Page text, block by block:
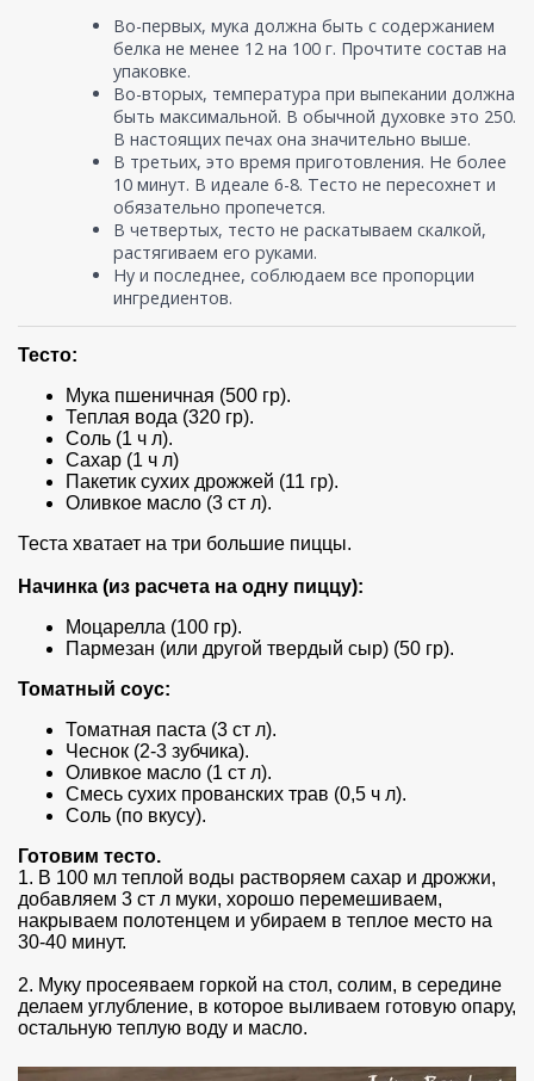
Во-первых, мука должна быть с содержанием
белка не менее 12 на 100 г. Прочтите состав на
упаковке.
Во-вторых, температура при выпекании должна
быть максимальной. В обычной духовке это 250.
В настоящих печах она значительно выше.
В третьих, это время приготовления. Не более
10 минут. В идеале 6-8. Тесто не пересохнет и
обязательно пропечется.
В четвертых, тесто не раскатываем скалкой,
растягиваем его руками.
Ну и последнее, соблюдаем все пропорции
ингредиентов.
Тесто:
Мука пшеничная (500 гр).
Теплая вода (320 гр).
Соль (1 ч л).
Сахар (1 ч л)
Пакетик сухих дрожжей (11 гр).
Оливкое масло (3 ст л).
Теста хватает на три большие пиццы.
Начинка (из расчета на одну пиццу):
Моцарелла (100 гр).
Пармезан (или другой твердый сыр) (50 гр).
Томатный соус:
Томатная паста (3 ст л).
Чеснок (2-3 зубчика).
Оливкое масло (1 ст л).
Смесь сухих прованских трав (0,5 ч л).
Соль (по вкусу).
Готовим тесто.
1. В 100 мл теплой воды растворяем сахар и дрожжи,
добавляем 3 ст л муки, хорошо перемешиваем,
накрываем полотенцем и убираем в теплое место на
30-40 минут.
2. Муку просеяваем горкой на стол, солим, в середине
делаем углубление, в которое выливаем готовую опару,
остальную теплую воду и масло.